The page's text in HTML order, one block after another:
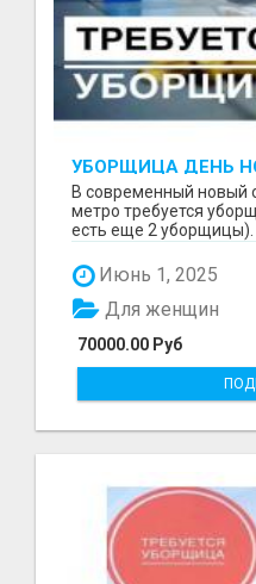
УБОРЩИЦА ДЕНЬ
В современный новый
метро требуется
есть еще 2
Июнь 1, 2025
70000.00 Руб
Для женщин